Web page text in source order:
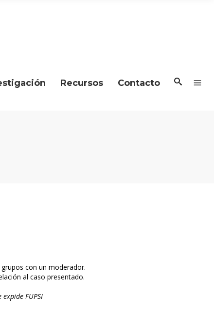
Recursos Contacto
con un moderador.
al caso presentado.
FUPSI